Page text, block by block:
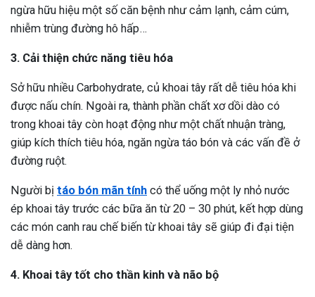
ngừa hữu hiệu một số căn bệnh như cảm lạnh, cảm cúm,
nhiễm trùng đường hô hấp…
3. Cải thiện chức năng tiêu hóa
Sở hữu nhiều Carbohydrate, củ khoai tây rất dễ tiêu hóa khi
được nấu chín. Ngoài ra, thành phần chất xơ dồi dào có
trong khoai tây còn hoạt động như một chất nhuận tràng,
giúp kích thích tiêu hóa, ngăn ngừa táo bón và các vấn đề ở
đường ruột.
Người bị táo bón mãn tính có thể uống một ly nhỏ nước
ép khoai tây trước các bữa ăn từ 20 – 30 phút, kết hợp dùng
các món canh rau chế biến từ khoai tây sẽ giúp đi đại tiện
dễ dàng hơn.
4. Khoai tây tốt cho thần kinh và não bộ